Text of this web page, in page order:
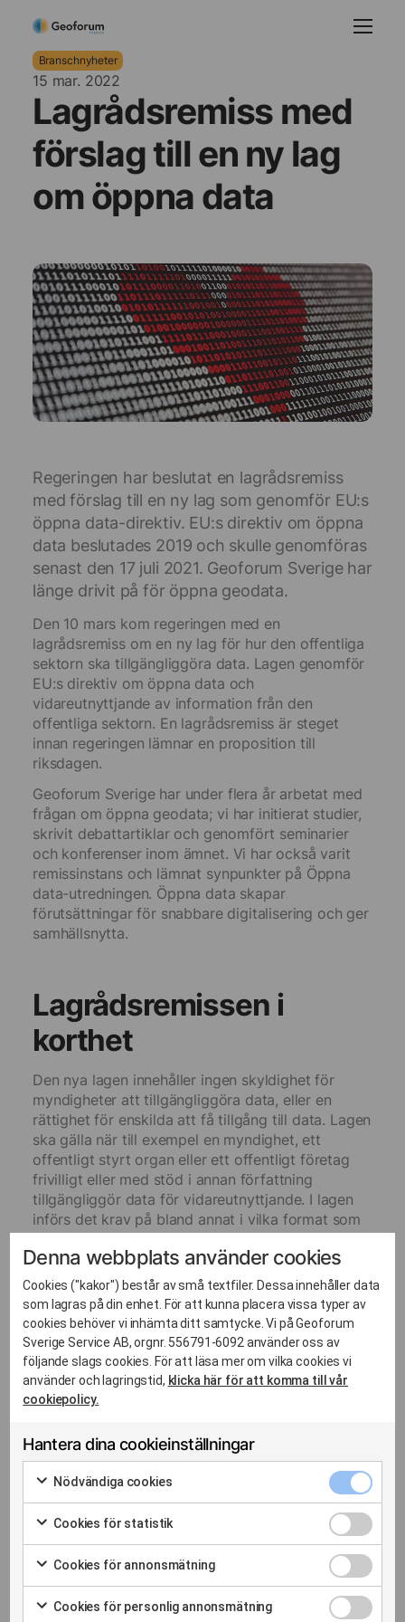
Branschnyheter
15 mar. 2022
Lagrådsremiss med
förslag till en ny lag
om öppna data
Regeringen har beslutat en lagrådsremiss
med förslag till en ny lag som genomför EU:s
öppna data-direktiv. EU:s direktiv om öppna
data beslutades 2019 och skulle genomföras
senast den 17 juli 2021. Geoforum Sverige har
länge drivit på för öppna geodata.
Den 10 mars kom regeringen med en
lagrådsremiss om en ny lag för hur den offentliga
sektorn ska tillgängliggöra data. Lagen genomför
EU:s direktiv om öppna data och
vidareutnyttjande av information från den
offentliga sektorn. En lagrådsremiss är steget
innan regeringen lämnar en proposition till
riksdagen.
Geoforum Sverige har under flera år arbetat med
frågan om öppna geodata; vi har initierat studier,
skrivit debattartiklar och genomfört seminarier
och konferenser inom ämnet. Vi har också varit
remissinstans och lämnat synpunkter på Öppna
data-utredningen. Öppna data skapar
förutsättningar för snabbare digitalisering och ger
samhällsnytta.
Lagrådsremissen i
korthet
Den nya lagen innehåller ingen skyldighet för
myndigheter att tillgängliggöra data, eller en
rättighet för enskilda att få tillgång till data. Lagen
ska gälla när till exempel en myndighet, ett
offentligt styrt organ eller ett offentligt företag
frivilligt eller med stöd i annan författning
tillgängliggör data för vidareutnyttjande. I lagen
införs det krav på bland annat i vilka format som
avgifter som får tas ut och när det är tillåtet att
förena ett vidareutnyttjande av data med
särskilda villkor. Lagändringarna föreslås träda i
kraft den 1 augusti 2022.
Läs lagrådsremissen här
Relaterade inlägg
Denna webbplats använder cookies
Cookies ("kakor") består av små textfiler. Dessa innehåller data
som lagras på din enhet. För att kunna placera vissa typer av
cookies behöver vi inhämta ditt samtycke. Vi på Geoforum
Sverige Service AB, orgnr. 556791-6092 använder oss av
följande slags cookies. För att läsa mer om vilka cookies vi
använder och lagringstid, klicka här för att komma till vår
cookiepolicy.
Hantera dina cookieinställningar
Nödvändiga cookies
Markera
för
samtycka
till
användning
av
cookies
Cookies för statistik
Markera
för
samtycka
till
Cookies
för
statistik
Cookies för annonsmätning
Markera
för
Cookies
för
Cookies för personlig annonsmätning
Cookies